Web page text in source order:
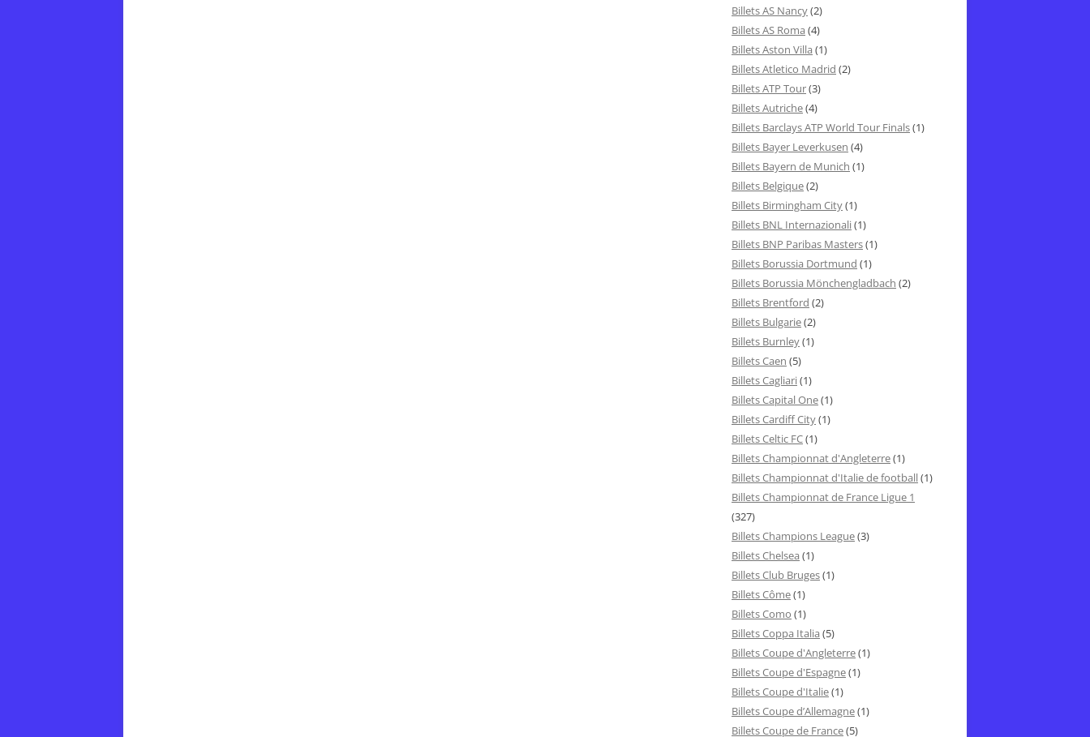
Billets AS Nancy(2)
Billets AS Roma (4)
Billets Aston Villa (1)
Billets Atletico Madrid (2)
Billets ATP Tour(3)
Billets Autriche(4)
Billets Barclays ATP World Tour Finals(1)
Billets Bayer Leverkusen (4)
Billets Bayern de Munich (1)
Billets Belgique(2)
Billets Birmingham City(1)
Billets BNL Internazionali(1)
Billets BNP Paribas Masters(1)
Billets Borussia Dortmund (1)
Billets Borussia Mönchengladbach (2)
Billets Brentford (2)
Billets Bulgarie(2)
Billets Burnley(1)
Billets Caen (5)
Billets Cagliari(1)
Billets Capital One(1)
Billets Cardiff City(1)
Billets Celtic FC(1)
Billets Championnat d'Angleterre(1)
Billets Championnat d'Italie de football(1)
Billets Championnat de France Ligue 1
(327)
Billets Champions League(3)
Billets Chelsea (1)
Billets Club Bruges(1)
Billets Côme(1)
Billets Como (1)
Billets Coppa Italia (5)
Billets Coupe d'Angleterre(1)
Billets Coupe d'Espagne(1)
Billets Coupe d'Italie(1)
Billets Coupe d’Allemagne(1)
Billets Coupe de France(5)